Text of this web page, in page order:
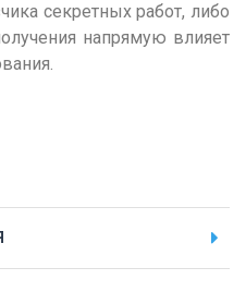
секретных работ, либо
напрямую влияет